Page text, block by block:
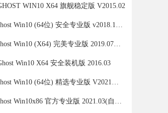
WIN10 X64 旗舰稳定版 V2015.02
深度技术Ghost Win10 (64位) 安全专业版 v2018.12(免激活)
系统之家Ghost Win10 (X64) 完美专业版 2019.07月(自动激活)
Win10 X64 安全装机版 2016.03
雨林木风Ghost Win10 (64位) 精选专业版 V2021年08月(无需激活)
深度技术Ghost Win10x86 官方专业版 2021.03(自动激活)